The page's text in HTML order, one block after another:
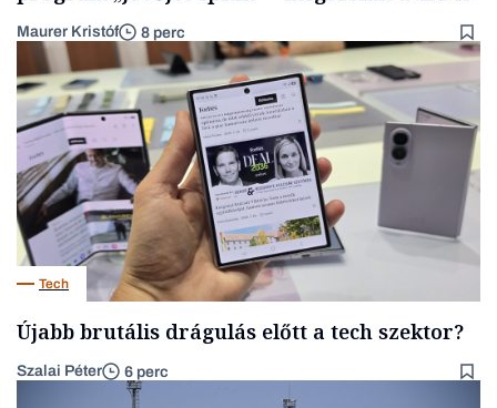
Maurer Kristóf 8 perc
Tech
Újabb brutális drágulás előtt a tech szektor?
Szalai Péter 6 perc